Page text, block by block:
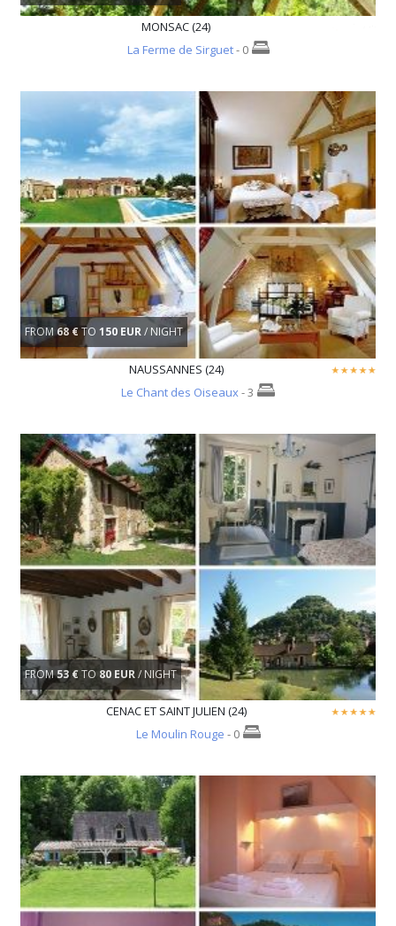
MONSAC (24)
La Ferme de Sirguet- 0
FROM68 €TO 150 EUR/ NIGHT
NAUSSANNES (24)
Le Chant des Oiseaux - 3
FROM53 €TO80 EUR/ NIGHT
CENAC ET SAINT JULIEN (24)
Le Moulin Rouge - 0